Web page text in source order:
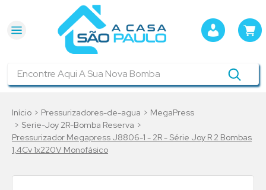
Pressurizadores-de-agua
MegaPress
Serie-Joy 2R-Bomba Reserva
Pressurizador Megapress J8806-1 - 2R - Série Joy R 2 Bombas
1,4Cv 1x220V Monofásico